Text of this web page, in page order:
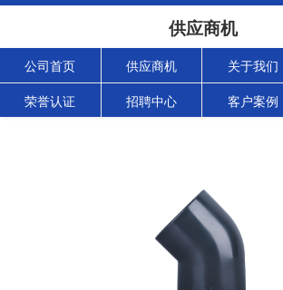
供应商机
公司首页 供应商机 关于我们
荣誉认证 招聘中心 客户案例